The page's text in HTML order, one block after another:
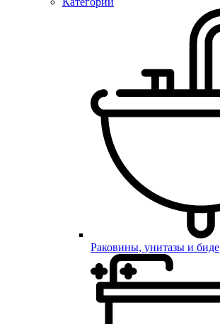
Раковины, унитазы и биде